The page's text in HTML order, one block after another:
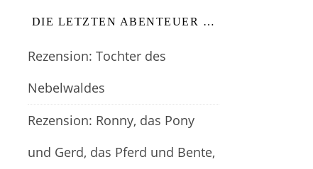
DIE LETZTEN ABENTEUER …
Rezension: Tochter des
Nebelwaldes
Rezension: Ronny, das Pony
und Gerd, das Pferd und Bente,